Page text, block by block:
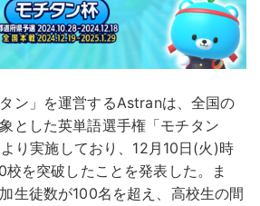
ン」を運営するAstranは、全国の
とした英単語選手権「モチタン
り実施しており、12月10日(火)時
を突破したことを発表した。ま
生徒数が100名を超え、高校生の間